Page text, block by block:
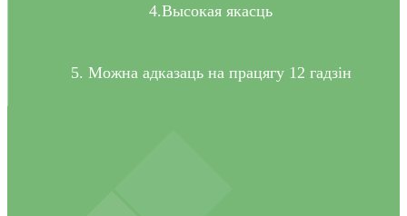
4.Высокая якасць
5. Можна адказаць на працягу 12 гадзін